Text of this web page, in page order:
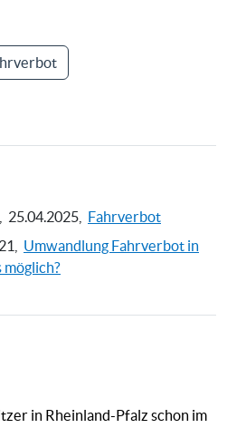
25.04.2025,
Fahrverbot
Umwandlung Fahrverbot in
möglich?
in Rheinland-Pfalz schon im